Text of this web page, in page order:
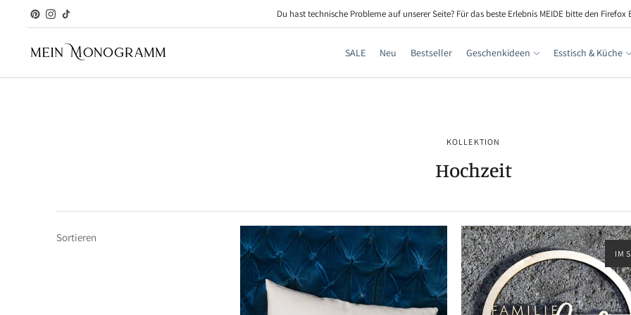
Du hast technische Probleme auf unserer Seite? Für das beste Erlebnis MEIDE bitte den
SALE Neu Bestseller Geschenkideen Esstisch & Küche
KOLLEKTION
Hochzeit
Sortieren
IM